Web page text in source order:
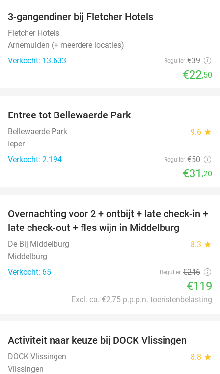
3-gangendiner bij Fletcher Hotels
Fletcher Hotels
Arnemuiden (+ meerdere locaties)
Verkocht: 13.633
Regulier €39
€22,50
Entree tot Bellewaerde Park
Bellewaerde Park 9.6 star
Ieper
Verkocht: 2.194
Regulier €50
€31 ,20
52%
Overnachting voor 2 + ontbijt + late check-in +
late check-out + fles wijn in Middelburg
De Bij Middelburg 8.3 star
Middelburg
Verkocht: 65
Regulier €246
€119
Excl. ca. €2,75 p.p.p.n. toeristenbelasting
Activiteit naar keuze bij DOCK Vlissingen
DOCK Vlissingen 8.8 star
Vlissingen